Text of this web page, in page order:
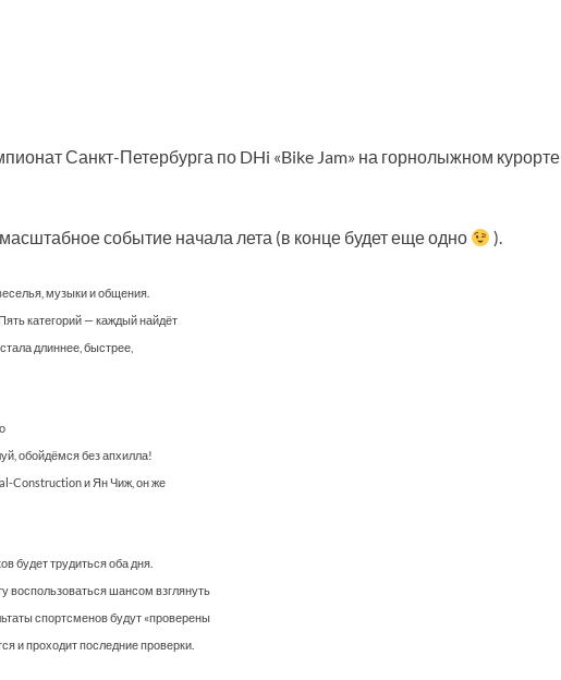
Санкт-Петербурга по DHi «Bike Jam» на горнолыжном курорте
событие начала лета (в конце будет еще одно ).
музыки и общения.
категорий — каждый найдёт
длиннее, быстрее,
обойдёмся без апхилла!
Construction и Ян Чиж, он же
будет трудиться оба дня.
воспользоваться шансом взглянуть
спортсменов будут «проверены
и проходит последние проверки.